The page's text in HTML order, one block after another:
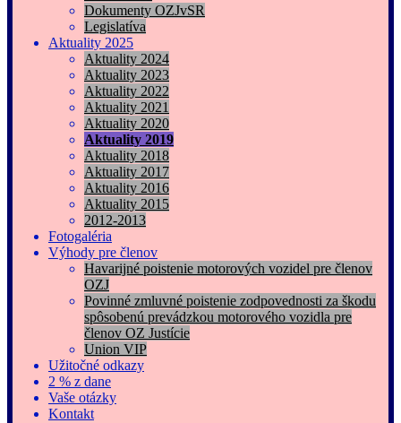
Dokumenty OZJvSR
Legislatíva
Aktuality 2025
Aktuality 2024
Aktuality 2023
Aktuality 2022
Aktuality 2021
Aktuality 2020
Aktuality 2019
Aktuality 2018
Aktuality 2017
Aktuality 2016
Aktuality 2015
2012-2013
Fotogaléria
Výhody pre členov
Havarijné poistenie motorových vozidel pre členov
OZJ
Povinné zmluvné poistenie zodpovednosti za škodu
spôsobenú prevádzkou motorového vozidla pre
členov OZ Justície
Union VIP
Užitočné odkazy
2 % z dane
Vaše otázky
Kontakt